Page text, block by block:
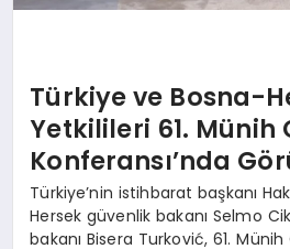
Türkiye ve Bosna-
Yetkilileri 61. Münih
Konferansı’nda
Türkiye’nin istihbarat başkanı
Hersek güvenlik bakanı Selmo
bakanı Bisera Turković, 61.